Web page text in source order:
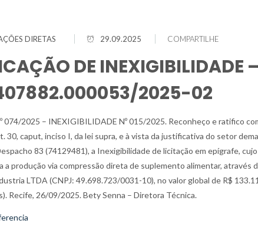
DIRETAS 29.09.2025 COMPARTILHE
DE INEXIGIBILIDADE
2025-02
074/2025 – INEXIGIBILIDADE Nº 015/2025. Reconheço e ratifico
30, caput, inciso I, da lei supra, e à vista da justificativa do setor
83 (74129481), a Inexigibilidade de licitação em epígrafe,
a produção via compressão direta de suplemento alimentar, através
LTDA (CNPJ: 49.698.723/0031-10), no valor global de R$
Recife, 26/09/2025. Bety Senna – Diretora Técnica.